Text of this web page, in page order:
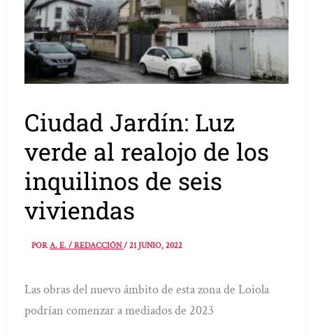
Ciudad Jardín: Luz
verde al realojo de los
inquilinos de seis
viviendas
PORA. E. / REDACCIÓN/21 JUNIO, 2022
Las obras del nuevo ámbito de esta zona de Loiola
podrían comenzar a mediados de 2023